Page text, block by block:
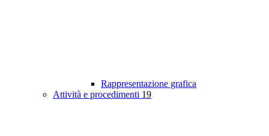
Rappresentazione grafica
Attività e procedimenti 19